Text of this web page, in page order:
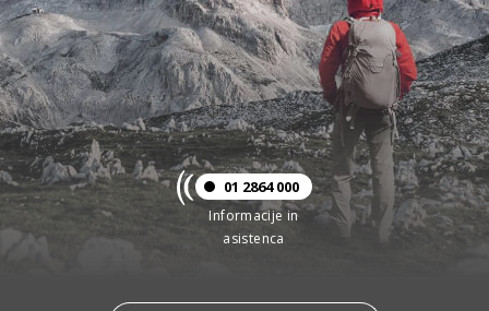
01 2864 000
Informacije in
asistenca